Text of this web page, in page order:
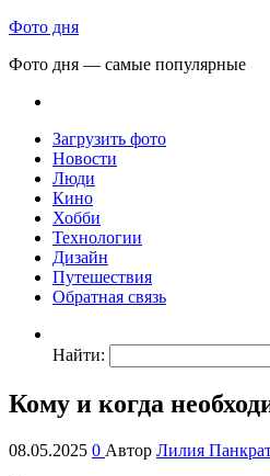
Фото дня
Фото дня — самые популярные
Загрузить фото
Новости
Люди
Кино
Хобби
Технологии
Дизайн
Путешествия
Обратная связь
Найти:
Кому и когда
08.05.2025 0 Автор Лилия